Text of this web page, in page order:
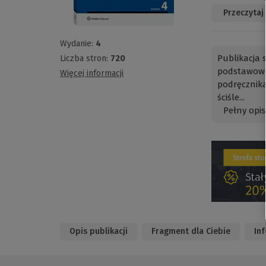
Wydanie: 4
Liczba stron: 720
Więcej informacji
Przeczytaj
Publikacja
ściśle...
Pełny opis
Opis publikacji Fragment dla Ciebie